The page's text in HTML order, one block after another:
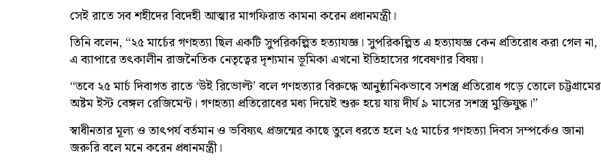
সেই রাতে সব শহীদের বিদেহী আত্মার মাগফিরাত কামনা করেন প্রধানমন্ত্রী।
তিনি বলেন, “২৫ মার্চের গণহত্যা ছিল একটি সুপরিকল্পিত হত্যাযজ্ঞ। সুপরিকল্পিত এ হত্যাযজ্ঞ কেন প্রতিরোধ করা গেল না,
এ ব্যাপারে তৎকালীন রাজনৈতিক নেতৃত্বের দৃশ্যমান ভূমিকা এখনো ইতিহাসের গবেষণার বিষয়।
“তবে ২৫ মার্চ দিবাগত রাতে ‘উই রিভোল্ট’ বলে গণহত্যার বিরুদ্ধে আনুষ্ঠানিকভাবে সশস্ত্র প্রতিরোধ গড়ে তোলে চট্টগ্রামের
অষ্টম ইস্ট বেঙ্গল রেজিমেন্ট। গণহত্যা প্রতিরোধের মধ্য দিয়েই শুরু হয়ে যায় দীর্ঘ ৯ মাসের সশস্ত্র মুক্তিযুদ্ধ।”
স্বাধীনতার মূল্য ও তাৎপর্য বর্তমান ও ভবিষ্যৎ প্রজন্মের কাছে তুলে ধরতে হলে ২৫ মার্চের গণহত্যা দিবস সম্পর্কেও জানা
জরুরি বলে মনে করেন প্রধানমন্ত্রী।